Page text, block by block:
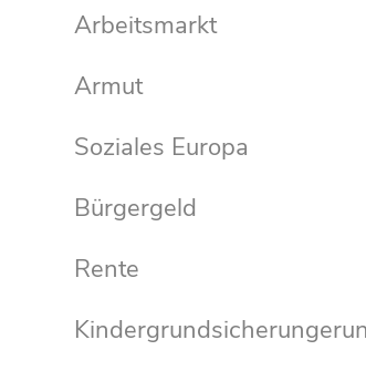
Arbeitsmarkt
Armut
Soziales Europa
Bürgergeld
Rente